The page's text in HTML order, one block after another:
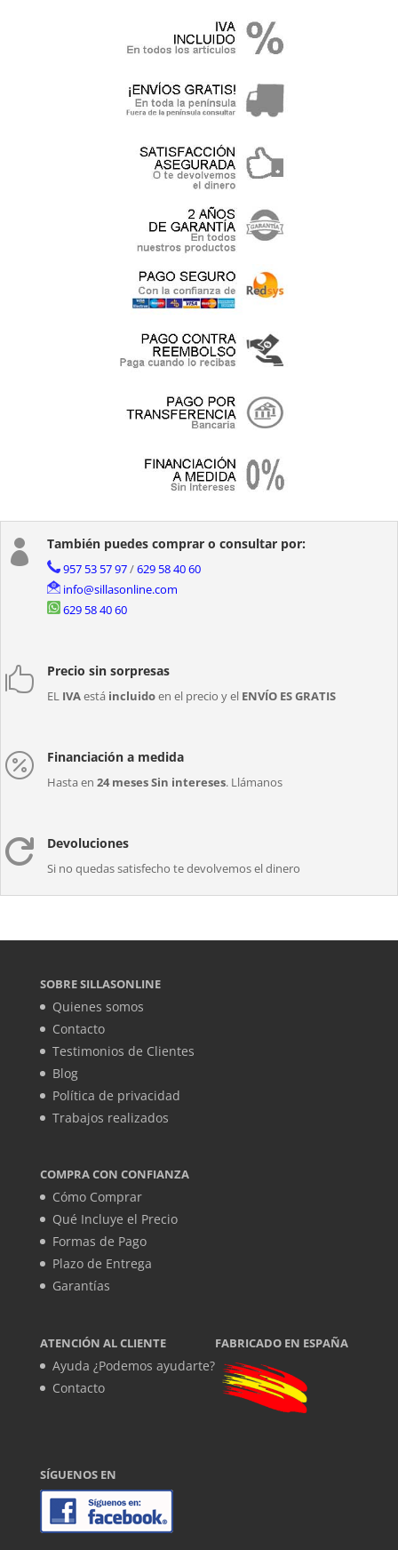
 También puedes comprar o consultar por:
957 53 57 97/629 58 40 60
info@sillasonline.com
629 58 40 60
 Precio sin sorpresas
EL IVAestá incluidoen el precio y el ENVÍO ES GRATIS
 Financiación a medida
Hasta en 24 meses Sin intereses. Llámanos
 Devoluciones
Si no quedas satisfecho te devolvemos el dinero
SOBRE SILLASONLINE
Quienes somos
Contacto
Testimonios de Clientes
Blog
Política de privacidad
Trabajos realizados
COMPRA CON CONFIANZA
Cómo Comprar
Qué Incluye el Precio
Formas de Pago
Plazo de Entrega
Garantías
ATENCIÓN AL CLIENTE
Ayuda ¿Podemos ayudarte?
Contacto
FABRICADO EN ESPAÑA
SÍGUENOS EN